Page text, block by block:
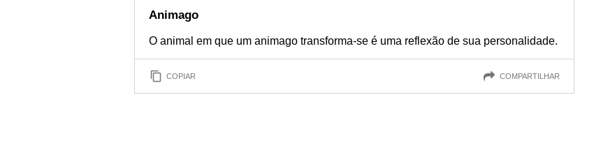
Animago
O animal em que um animago transforma-se é uma reflexão de sua personalidade.
COPIAR COMPARTILHAR